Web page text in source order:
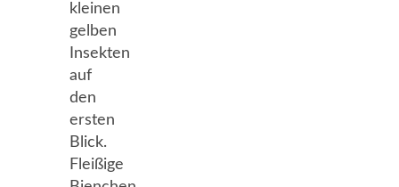
kleinen
gelben
Insekten
auf
den
ersten
Blick.
Fleißige